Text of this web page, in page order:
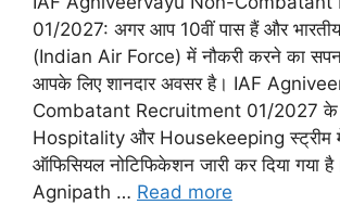
01/2027: अगर आप 10वीं पास हैं और भारतीय
(Indian Air Force) में नौकरी करने का
आपके लिए शानदार अवसर है। IAF
Combatant Recruitment 01/2027 के
Hospitality और Housekeeping स्ट्रीम में
ऑफिसियल नोटिफिकेशन जारी कर दिया गया
Agnipath … Read more